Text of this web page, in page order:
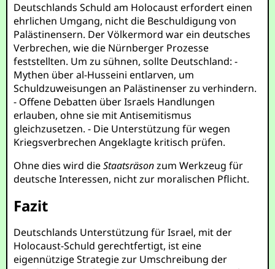
Deutschlands Schuld am Holocaust erfordert einen
ehrlichen Umgang, nicht die Beschuldigung von
Palästinensern. Der Völkermord war ein deutsches
Verbrechen, wie die Nürnberger Prozesse
feststellten. Um zu sühnen, sollte Deutschland: -
Mythen über al-Husseini entlarven, um
Schuldzuweisungen an Palästinenser zu verhindern.
- Offene Debatten über Israels Handlungen
erlauben, ohne sie mit Antisemitismus
gleichzusetzen. - Die Unterstützung für wegen
Kriegsverbrechen Angeklagte kritisch prüfen.
Ohne dies wird dieStaatsräsonzum Werkzeug für
deutsche Interessen, nicht zur moralischen Pflicht.
Fazit
Deutschlands Unterstützung für Israel, mit der
Holocaust-Schuld gerechtfertigt, ist eine
eigennützige Strategie zur Umschreibung der